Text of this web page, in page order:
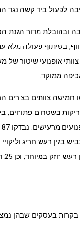
לפעול ביד קשה נגד
ובהובלת מדור הגנת
בשיתוף פעולה מלא
צוותי אופנועי שיטור
ממוקד.
צוותים בצירים
בשטחים פתוחים,
הורדו 27 מהכביש בגין רעש
בקרות בעסקים שבהן